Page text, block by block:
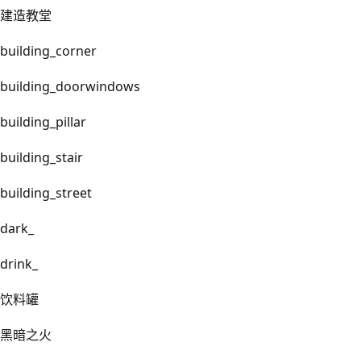
建造教堂
building_corner
building_doorwindows
building_pillar
building_stair
building_street
dark_
drink_
饮料罐
黑暗之火